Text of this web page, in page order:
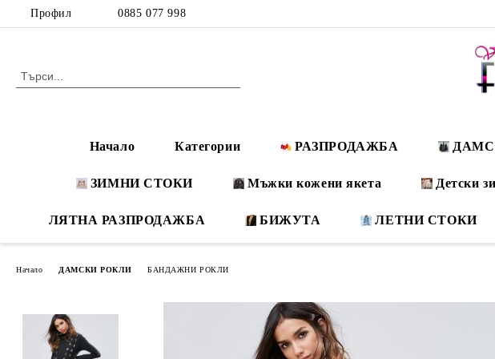
Профил 0885 077 998
Начало Категории РАЗПРОДАЖБА
ЗИМНИ СТОКИ Мъжки кожени якета Детски
ЛЯТНА РАЗПРОДАЖБА БИЖУТА ЛЕТНИ СТОКИ
Начало ДАМСКИ РОКЛИ БАНДАЖНИ РОКЛИ